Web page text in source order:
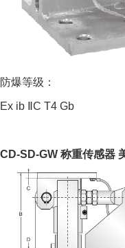
防爆等级：
Ex ib ⅡC T4 Gb
CD-SD-GW 称重传感器